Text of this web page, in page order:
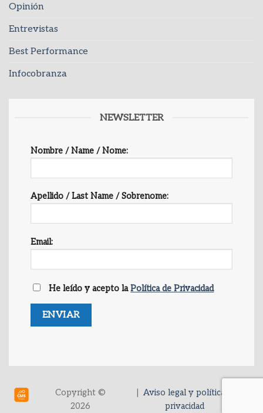
Opinión
Entrevistas
Best Performance
Infocobranza
NEWSLETTER
Nombre / Name / Nome:
Apellido / Last Name / Sobrenome:
Email:
He leído y acepto laPolítica de Privacidad
Copyright ©
2026
|Aviso legal y política de
privacidad